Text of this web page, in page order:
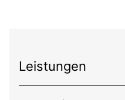
Leistungen